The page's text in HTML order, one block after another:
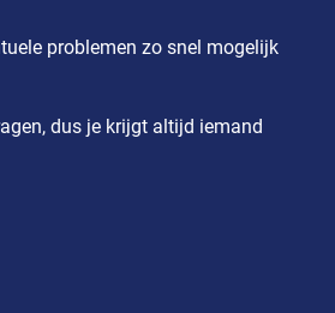
problemen zo snel mogelijk
dus je krijgt altijd iemand